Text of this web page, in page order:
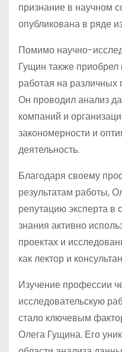
признание в научном
опубликована в ряде
Помимо научно-
Гущин также
работая на различных
Он проводил анализ
компаний и
закономерности и
деятельность.
Благодаря своему
результатам работы,
репутацию эксперта в
знания активно
проектах и
как лектор и
Изучение профессии
исследовательскую
стало ключевым
Олега Гущина. Его